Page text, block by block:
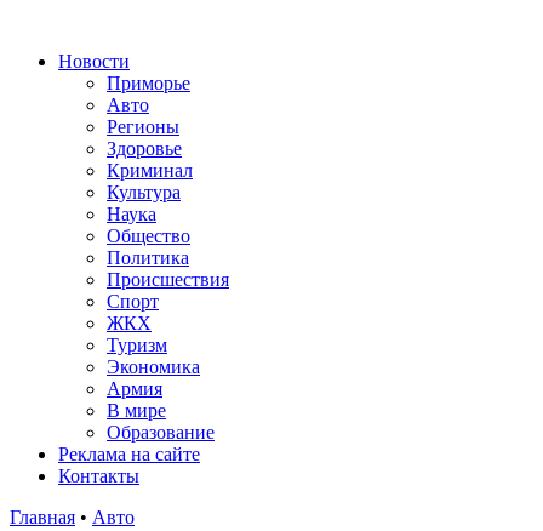
Новости
Приморье
Авто
Регионы
Здоровье
Криминал
Культура
Наука
Общество
Политика
Происшествия
Спорт
ЖКХ
Туризм
Экономика
Армия
В мире
Образование
Реклама на сайте
Контакты
Главная • Авто